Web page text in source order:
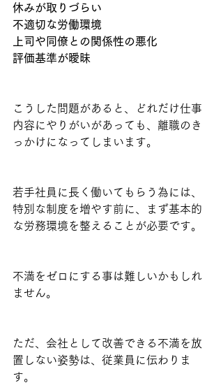
休みが取りづらい
不適切な労働環境
上司や同僚との関係性の悪化
評価基準が曖昧
こうした問題があると、どれだけ仕事
内容にやりがいがあっても、離職のき
っかけになってしまいます。
若手社員に長く働いてもらう為には、
特別な制度を増やす前に、まず基本的
な労務環境を整えることが必要です。
不満をゼロにする事は難しいかもしれ
ません。
ただ、会社として改善できる不満を放
置しない姿勢は、従業員に伝わりま
す。